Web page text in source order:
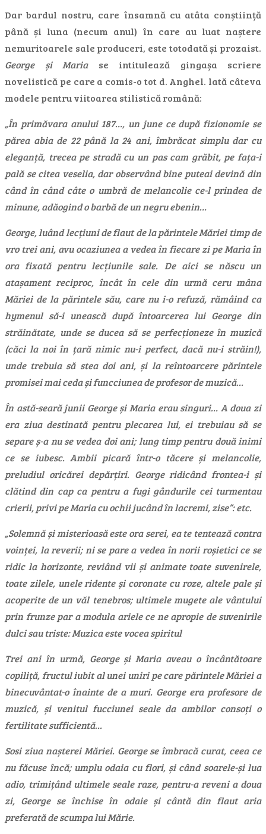
Dar bardul nostru, care însamnă cu atâta conștiință
până și luna (necum anul) în care au luat naștere
nemuritoarele sale produceri, este totodată și prozaist.
George și Mariase intitulează gingașa scriere
novelistică pe care a comis-o tot d. Anghel. lată câteva
modele pentru viitoarea stilistică română:
„În primăvara anului 187…, un june ce după fizionomie se
părea abia de 22 până la 24 ani, îmbrăcat simplu dar cu
eleganță, trecea pe stradă cu un pas cam grăbit, pe fața-i
pală se citea veselia, dar observând bine puteai devină din
când în când câte o umbră de melancolie ce-l prindea de
minune, adăogind o barbă de un negru ebenin…
George, luând lecțiuni de flaut de la părintele Măriei timp de
vro trei ani, avu ocaziunea a vedea în fiecare zi pe Maria în
ora fixată pentru lecțiunile sale. De aici se născu un
atașament reciproc, încât în cele din urmă ceru mâna
Măriei de la părintele său, care nu i-o refuză, rămâind ca
hymenul să-i unească după întoarcerea lui George din
străinătate, unde se ducea să se perfecționeze în muzică
(căci la noi în țară nimic nu-i perfect, dacă nu-i străin!),
unde trebuia să stea doi ani, și la reîntoarcere părintele
promisei mai ceda și funcciunea de profesor de muzică…
În astă-seară junii George și Maria erau singuri… A doua zi
era ziua destinată pentru plecarea lui, ei trebuiau să se
separe ș-a nu se vedea doi ani; lung timp pentru două inimi
ce se iubesc. Ambii picară într-o tăcere și melancolie,
preludiul oricărei depărțiri. George ridicând frontea-i și
clătind din cap ca pentru a fugi gândurile cei turmentau
crierii, privi pe Maria cu ochii jucând în lacremi, zise”: etc.
„Solemnă și misterioasă este ora serei, ea te tentează contra
voinței, la reverii; ni se pare a vedea în norii roșietici ce se
ridic la horizonte, reviând vii și animate toate suvenirele,
toate zilele, unele ridente și coronate cu roze, altele pale și
acoperite de un văl tenebros; ultimele mugete ale vântului
prin frunze par a modula ariele ce ne apropie de suvenirile
dulci sau triste: Muzica este vocea spiritul
Trei ani în urmă, George și Maria aveau o încântătoare
copiliță, fructul iubit al unei uniri pe care părintele Măriei a
binecuvântat-o înainte de a muri. George era profesore de
muzică, și venitul fucciunei seale da ambilor consoți o
fertilitate sufficientă…
Sosi ziua nașterei Măriei. George se îmbracă curat, ceea ce
nu făcuse încă; umplu odaia cu flori, și când soarele-și lua
adio, trimițând ultimele seale raze, pentru-a reveni a doua
zi, George se închise în odaie și cântă din flaut aria
preferată de scumpa lui Mărie.